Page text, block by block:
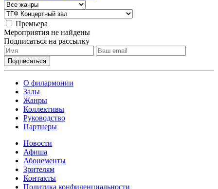
Премьера
Мероприятия не найдены
Подписаться на рассылку
О филармонии
Залы
Жанры
Коллективы
Руководство
Партнеры
Новости
Афиша
Абонементы
Зрителям
Контакты
Политика конфиденциальности